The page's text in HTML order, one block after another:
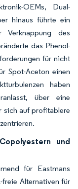
OEMs, Dual-
hinaus führte ein
des
das Phenol-
für nicht
Spot-Aceton einen
haben
über eine
sich auf profitablere
und
für Eastmans
freie Alternativen für